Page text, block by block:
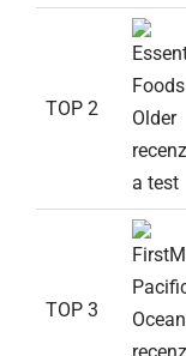
TOP 2
TOP 3